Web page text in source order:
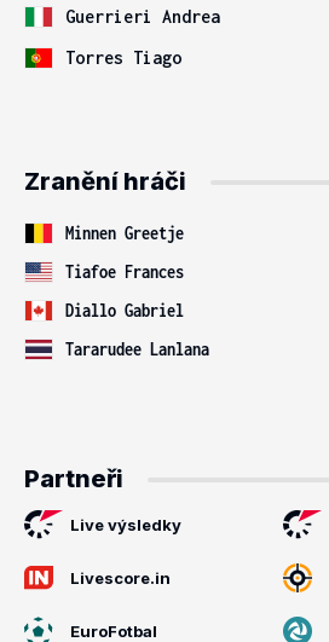
Guerrieri Andrea
Torres Tiago
Zranění hráči
Minnen Greetje
Tiafoe Frances
Diallo Gabriel
Tararudee Lanlana
Partneři
Live výsledky
Livescore.in
EuroFotbal